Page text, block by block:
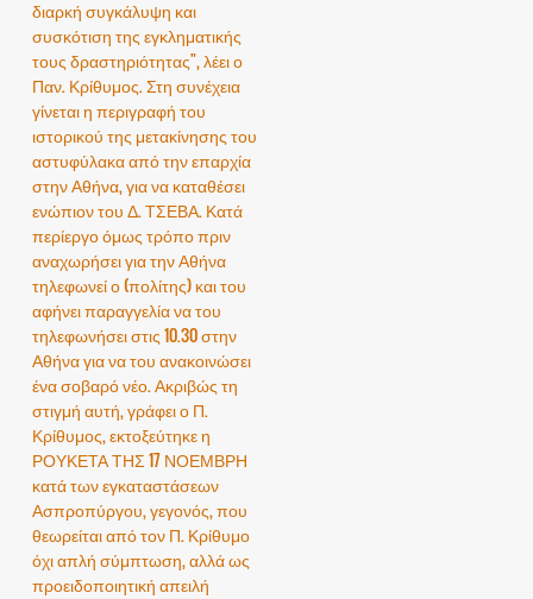
διαρκή συγκάλυψη και
συσκότιση της εγκληματικής
τους δραστηριότητας", λέει ο
Παν. Κρίθυμος. Στη συνέχεια
γίνεται η περιγραφή του
ιστορικού της μετακίνησης του
αστυφύλακα από την επαρχία
στην Αθήνα, για να καταθέσει
ενώπιον του Δ. ΤΣΕΒΑ. Κατά
περίεργο όμως τρόπο πριν
αναχωρήσει για την Αθήνα
τηλεφωνεί ο (πολίτης) και του
αφήνει παραγγελία να του
τηλεφωνήσει στις 10.30 στην
Αθήνα για να του ανακοινώσει
ένα σοβαρό νέο. Ακριβώς τη
στιγμή αυτή, γράφει ο Π.
Κρίθυμος, εκτοξεύτηκε η
ΡΟΥΚΕΤΑ ΤΗΣ 17 ΝΟΕΜΒΡΗ
κατά των εγκαταστάσεων
Ασπροπύργου, γεγονός, που
θεωρείται από τον Π. Κρίθυμο
όχι απλή σύμπτωση, αλλά ως
προειδοποιητική απειλή